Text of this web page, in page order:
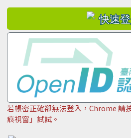
若帳密正確卻無法登入，Chrome 請
痕視窗」試試。